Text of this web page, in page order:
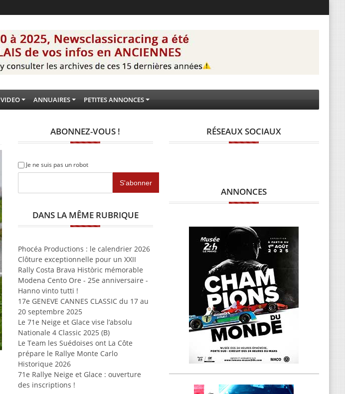
VIDEO ANNUAIRES PETITES ANNONCES
ABONNEZ-VOUS !
Je ne suis pas un robot
DANS LA MÊME RUBRIQUE
Phocéa Productions : le calendrier 2026
Clôture exceptionnelle pour un XXII
Rally Costa Brava Històric mémorable
Modena Cento Ore - 25e anniversaire -
Hanno vinto tutti !
17e GENEVE CANNES CLASSIC du 17 au
20 septembre 2025
Le 71e Neige et Glace vise l’absolu
Nationale 4 Classic 2025 (B)
Le Team les Suédoises ont La Côte
prépare le Rallye Monte Carlo
Historique 2026
71e Rallye Neige et Glace : ouverture
des inscriptions !
RÉSEAUX SOCIAUX
ANNONCES